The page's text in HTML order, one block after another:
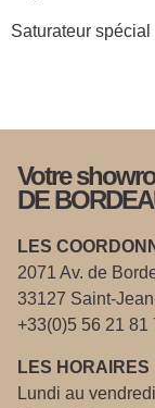
Saturateur
Votre
DE
LES
2071 Av. de
33127 Saint-
+33(0)5 56 21 81
LES HORAIRES
Lundi au